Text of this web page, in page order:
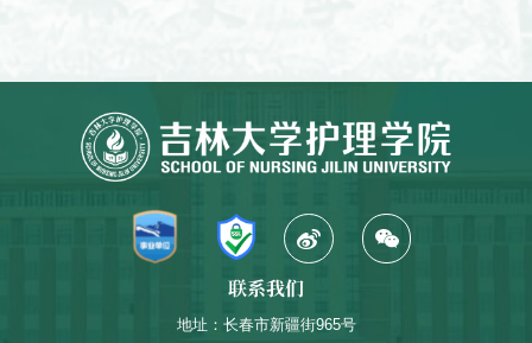
联系我们
地址：长春市新疆街965号